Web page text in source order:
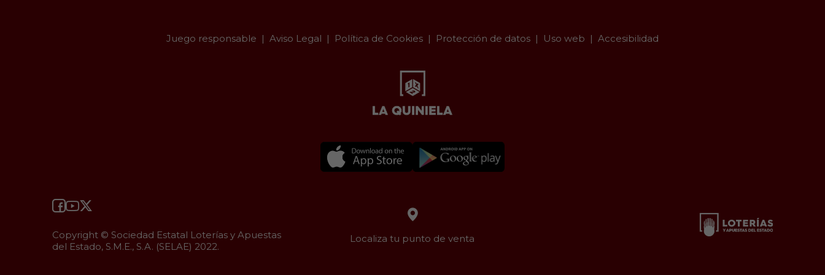
Juego responsable Aviso Legal Política de Cookies Protección de datos Uso web Accesibilidad
Copyright © Sociedad Estatal Loterías y Apuestas
del Estado, S.M.E., S.A. (SELAE) 2022.
Localiza tu punto de venta